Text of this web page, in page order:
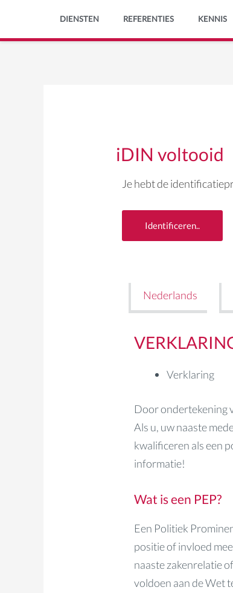
de
DIENSTEN REFERENTIES KENNIS
iDIN voltooid
Je hebt de
Nederlands
Verklaring
Door ondertekening
Als u, uw naaste
kwalificeren als een
informatie!
Wat is een PEP?
Een Politiek
positie of invloed
naaste zakenrelatie
voldoen aan de Wet